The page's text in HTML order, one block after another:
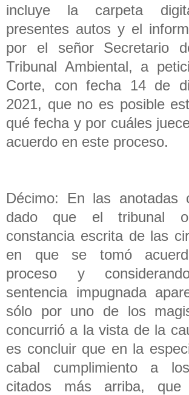
incluye la carpeta
presentes autos y el
por el señor Secretario
Tribunal Ambiental, a
Corte, con fecha 14 de
2021, que no es posible
qué fecha y por cuáles
acuerdo en este proceso.
Décimo: En las anotadas
dado que el tribunal
constancia escrita de las
en que se tomó
proceso y
sentencia impugnada
sólo por uno de los
concurrió a la vista de la
es concluir que en la
cabal cumplimiento a
citados más arriba,